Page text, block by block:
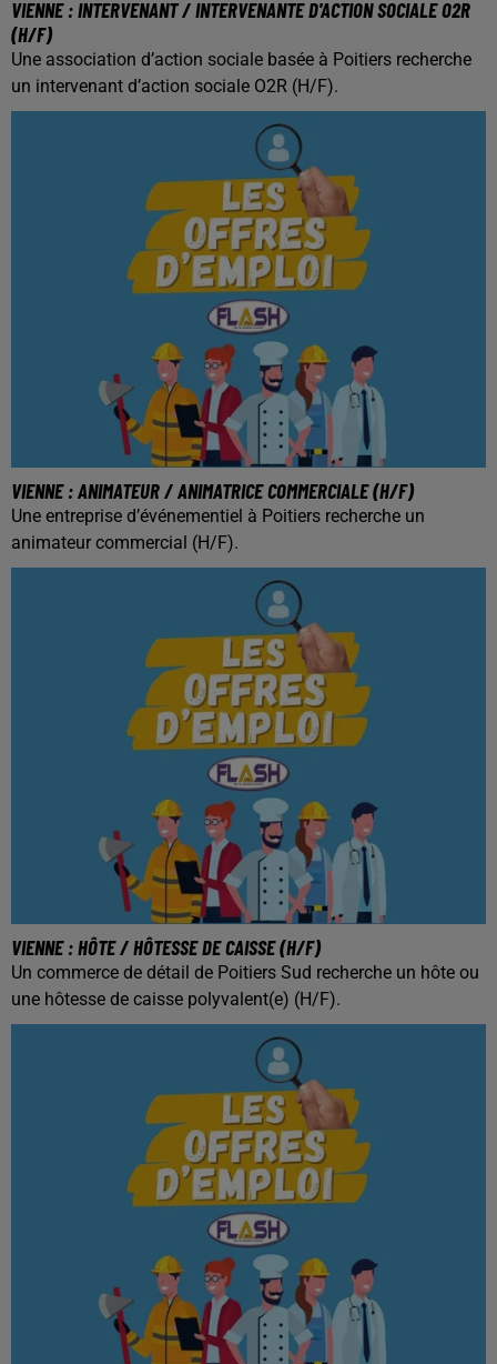
VIENNE : INTERVENANT / INTERVENANTE D'ACTION SOCIALE O2R
(H/F)
Une association d’action sociale basée à Poitiers recherche
un intervenant d’action sociale O2R (H/F).
VIENNE : ANIMATEUR / ANIMATRICE COMMERCIALE (H/F)
Une entreprise d’événementiel à Poitiers recherche un
animateur commercial (H/F).
VIENNE : HÔTE / HÔTESSE DE CAISSE (H/F)
Un commerce de détail de Poitiers Sud recherche un hôte ou
une hôtesse de caisse polyvalent(e) (H/F).